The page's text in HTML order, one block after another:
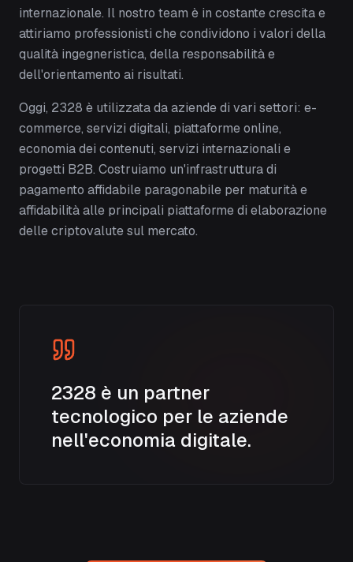
internazionale. Il nostro team è in costante crescita e
attiriamo professionisti che condividono i valori della
qualità ingegneristica, della responsabilità e
dell'orientamento ai risultati.
Oggi, 2328 è utilizzata da aziende di vari settori: e-
commerce, servizi digitali, piattaforme online,
economia dei contenuti, servizi internazionali e
progetti B2B. Costruiamo un'infrastruttura di
pagamento affidabile paragonabile per maturità e
affidabilità alle principali piattaforme di elaborazione
delle criptovalute sul mercato.
2328 è un partner
tecnologico per le aziende
nell'economia digitale.